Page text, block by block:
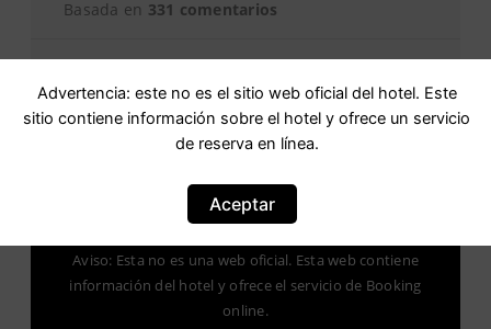
Basada en 331 comentarios
Aviso: Esta no es una web oficial. Esta web contiene
información del hotel y ofrece el servicio de Booking
online.
Advertencia: este no es el sitio web oficial del hotel. Este
sitio contiene información sobre el hotel y ofrece un servicio
de reserva en línea.
Aceptar